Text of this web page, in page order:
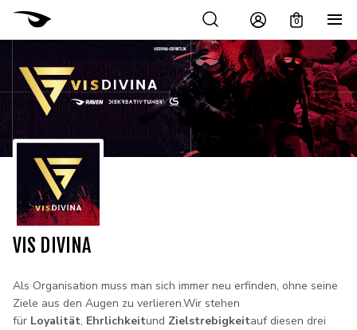
0
VIS DIVINA
Als Organisation muss man sich immer neu erfinden, ohne seine
Ziele aus den Augen zu verlieren.Wir stehen
für Loyalität, Ehrlichkeitund Zielstrebigkeitauf diesen drei